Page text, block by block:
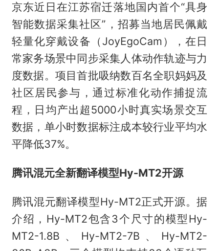
京东近日在江苏宿迁落地国内首个“具身
智能数据采集社区”，招募当地居民佩戴
轻量化穿戴设备（JoyEgoCam），在日
常家务场景中同步采集人体动作轨迹与力
度数据。项目首批吸纳数百名全职妈妈及
社区居民参与，通过标准化动作捕捉流
程，日均产出超5000小时真实场景交互
数据，单小时数据标注成本较行业平均水
平降低37%。
腾讯混元全新翻译模型Hy-MT2开源
腾讯混元翻译模型Hy-MT2正式开源。据
介绍，Hy-MT2包含3个尺寸的模型Hy-
MT2-1.8B、Hy-MT2-7B、Hy-MT2-